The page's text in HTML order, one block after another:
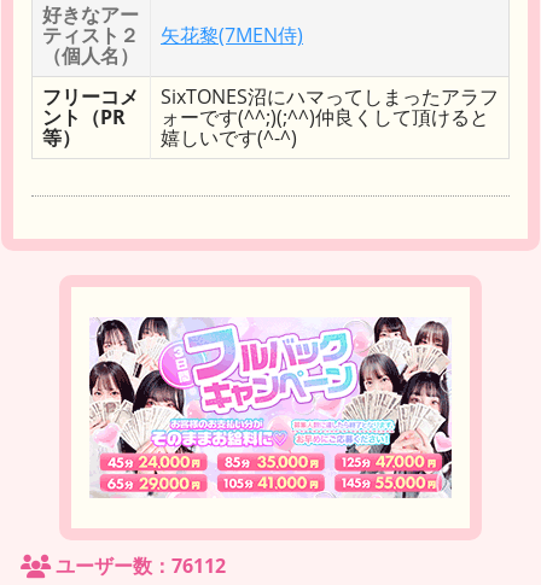
好きなアー
ティスト２
（個人名）
矢花黎(7MEN侍)
フリーコメ
ント（PR
等）
SixTONES沼にハマってしまったアラフ
ォーです(^^;)(;^^)仲良くして頂けると
嬉しいです(^-^)
ユーザー数：76112